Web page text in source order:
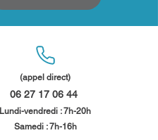
(appel direct)
06 27 17 06 44
Lundi-vendredi : 7h-20h
Samedi : 7h-16h​​